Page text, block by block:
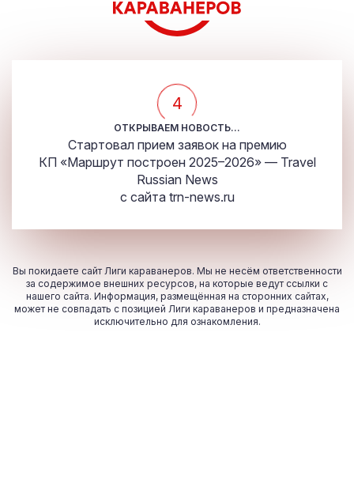
4
ОТКРЫВАЕМ НОВОСТЬ...
Стартовал прием заявок на премию
КП «Маршрут построен 2025–2026» — Travel
Russian News
с сайта trn-news.ru
Вы покидаете сайт Лиги караванеров. Мы не несём ответственности
за содержимое внешних ресурсов, на которые ведут ссылки с
нашего сайта. Информация, размещённая на сторонних сайтах,
может не совпадать с позицией Лиги караванеров и предназначена
исключительно для ознакомления.